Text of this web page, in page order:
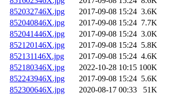
852032746X.jpg
2017-09-08 15:24 3.6K
852040846X.jpg
2017-09-08 15:24 7.7K
852041446X.jpg
2017-09-08 15:24 3.0K
852120146X.jpg
2017-09-08 15:24 5.8K
852131146X.jpg
2017-09-08 15:24 4.6K
852180346X.jpg
2022-10-28 10:15 100K
852243946X.jpg
2017-09-08 15:24 5.6K
852300646X.jpg
2020-08-17 00:33
51K